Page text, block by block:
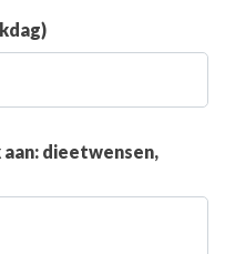
dieetwensen,